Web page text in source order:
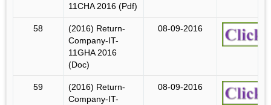
11CHA 2016 (Pdf)
58
(2016) Return-
Company-IT-
11GHA 2016
(Doc)
08-09-2016
59
(2016) Return-
Company-IT-
08-09-2016